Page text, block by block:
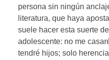
persona sin ningún
literatura, que haya
suele hacer esta suerte
adolescente: no me
tendré hijos; solo